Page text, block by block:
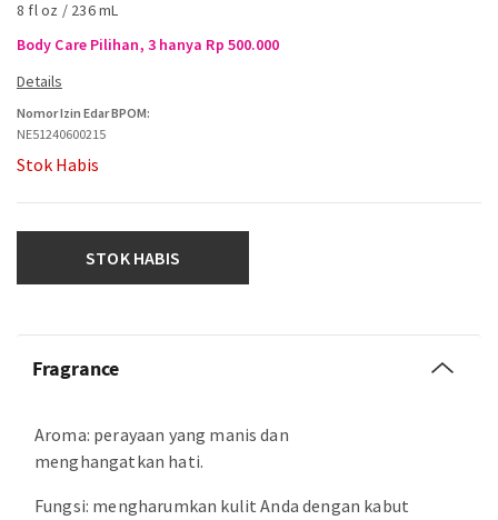
8 fl oz / 236 mL
Body Care Pilihan, 3 hanya Rp 500.000
Nomor Izin Edar BPOM:
NE51240600215
Stok Habis
STOK HABIS
Fragrance
Aroma: perayaan yang manis dan
menghangatkan hati.
Fungsi: mengharumkan kulit Anda dengan kabut